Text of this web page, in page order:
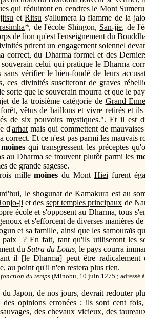
qui réduiront en cendres le Mont Sumeru
etRitsu s'allumera la flamme de la
*, de l'école Shingon, San-jie, de
de lion qu'est l'enseignement du
prirent un engagement solennel
correct, du Dharma formel et des
souverain celui qui pratique le Dharma
sans vérifier le bien-fondé de leurs
ces divinités susciteront de graves
sorte que le souverain mourra et que le
de la troisième catégorie de Grand
vêtus de haillons et vivre retirés et
de six pouvoirs mystiques.". Et il est
d'arhat mais qui commettent de
correct. Et ce n'est pas parmi les mauvais
moinesqui transgressent les préceptes
au Dharma se trouvent plutôt parmi les
de grande sagesse.
millemoines du Mont Hiei furent
le shogunat deKamakura est au
ji et des sept temples principaux de
école et s'opposent au Dharma, tous
et s'efforcent de diverses manières
et sa famille, ainsi que les samouraïs
paix ? En fait, tant qu'ils utiliseront les
du Sutra du Lotus, le pays courra
il [le Dharma] peut être
au point qu'il n'en restera plus rien.
du temps (Minobu, 10 juin 1275 ; adressé
du Japon, de nos jours, devrait redouter
des opinions erronées ; ils sont cent
des chevaux vicieux, des